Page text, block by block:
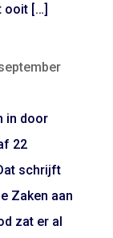
ooit […]
in door
22
schrijft
Zaken aan
zat er al